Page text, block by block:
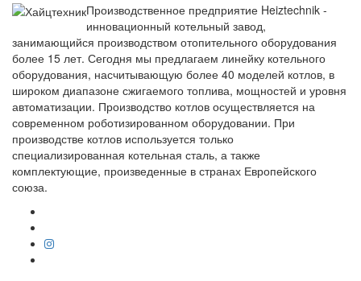
Производственное предприятие Heiztechnik -
инновационный котельный завод,
занимающийся производством отопительного оборудования
более 15 лет. Сегодня мы предлагаем линейку котельного
оборудования, насчитывающую более 40 моделей котлов, в
широком диапазоне сжигаемого топлива, мощностей и уровня
автоматизации. Производство котлов осуществляется на
современном роботизированном оборудовании. При
производстве котлов используется только
специализированная котельная сталь, а также
комплектующие, произведенные в странах Европейского
союза.